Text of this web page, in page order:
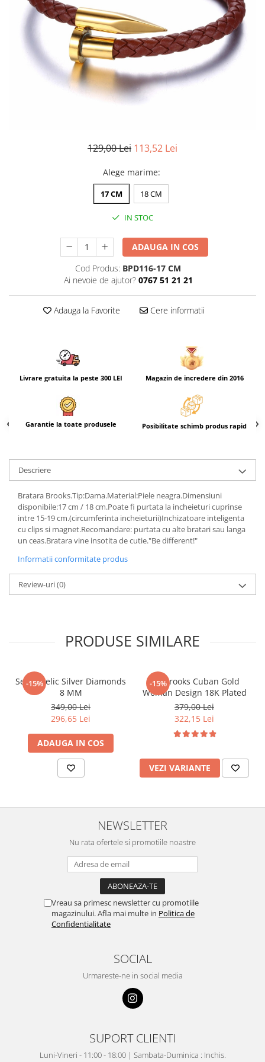
CERCEI
CEASURI DAMA
129,00 Lei 113,52 Lei
Alege marime:
17 CM 18 CM
IN STOC
ADAUGA IN COS
Cod Produs: BPD116-17 CM
Ai nevoie de ajutor? 0767 51 21 21
Adauga la Favorite Cere informatii
Livrare gratuita la peste 300 LEI Magazin de incredere din 2016
Garantie la toate produsele Posibilitate schimb produs rapid
Descriere
Bratara Brooks.Tip:Dama.Material:Piele neagra.Dimensiuni
disponibile:17 cm / 18 cm.Poate fi purtata la incheieturi cuprinse
intre 15-19 cm.(circumferinta incheieturii)Inchizatoare inteligenta
cu clips si magnet.Recomandare: purtata cu alte bratari sau langa
un ceas.Bratara vine insotita de cutie."Be different!"
Informatii conformitate produs
Review-uri(0)
PRODUSE SIMILARE
-15%
Set Angelic Silver Diamonds
8 MM
349,00 Lei
296,65 Lei
ADAUGA IN COS
-15%
Set Brooks Cuban Gold
Woman Design 18K Plated
379,00 Lei
322,15 Lei
VEZI VARIANTE
NEWSLETTER
Nu rata ofertele si promotiile noastre
Vreau sa primesc newsletter cu promotiile
magazinului. Afla mai multe in Politica de
Confidentialitate
SOCIAL
Urmareste-ne in social media
SUPORT CLIENTI
Luni-Vineri - 11:00 - 18:00 | Sambata-Duminica : Inchis.